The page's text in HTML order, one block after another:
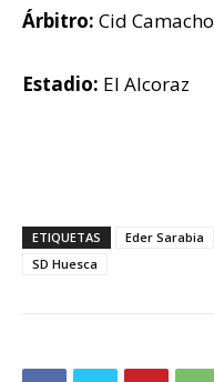
Árbitro: Cid Camacho
Estadio: El Alcoraz
ETIQUETAS Eder Sarabia
SD Huesca